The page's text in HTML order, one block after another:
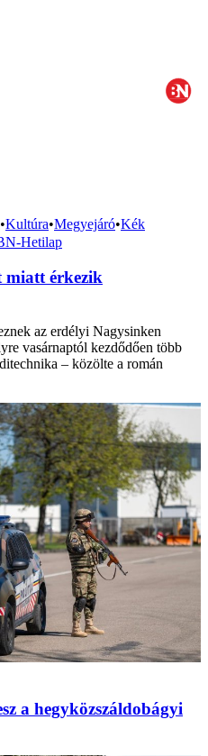
•Kultúra•Megyejáró•Kék
Hetilap
miatt érkezik
az erdélyi Nagysinken
vasárnaptól kezdődően több
– közölte a román
a hegyközszáldobágyi